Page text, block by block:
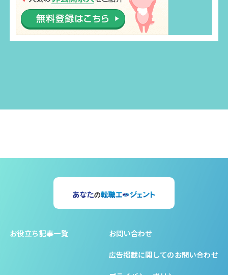
お役立ち記事一覧 お問い合わせ
広告掲載に関してのお問い合わせ